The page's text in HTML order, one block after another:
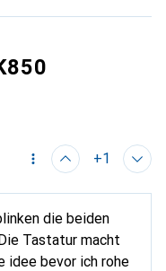
+1
die beiden
Tastatur macht
idee bevor ich rohe